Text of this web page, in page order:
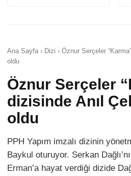
Ana Sayfa › Dizi › Öznur Serçeler
oldu
Öznur Serçeler
dizisinde Anıl
oldu
PPH Yapım imzalı dizinin
Baykul oturuyor. Serkan
Erman’a hayat verdiği dizide